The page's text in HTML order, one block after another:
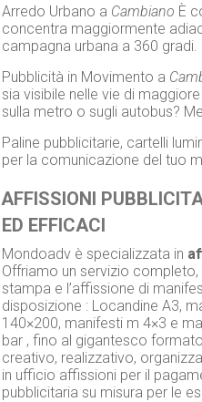
Arredo Urbano a Cambiano È
concentra maggiormente
campagna urbana a 360 gradi.
Pubblicità in Movimento a
sia visibile nelle vie di
sulla metro o sugli autobus?
Paline pubblicitarie, cartelli
per la comunicazione del tuo
AFFISSIONI
ED EFFICACI
Mondoadv è specializzata in
Offriamo un servizio
stampa e l’affissione di
disposizione : Locandine A3,
140×200, manifesti m 4×3 e
bar , fino al gigantesco
creativo, realizzativo,
in ufficio affissioni per il
pubblicitaria su misura per le